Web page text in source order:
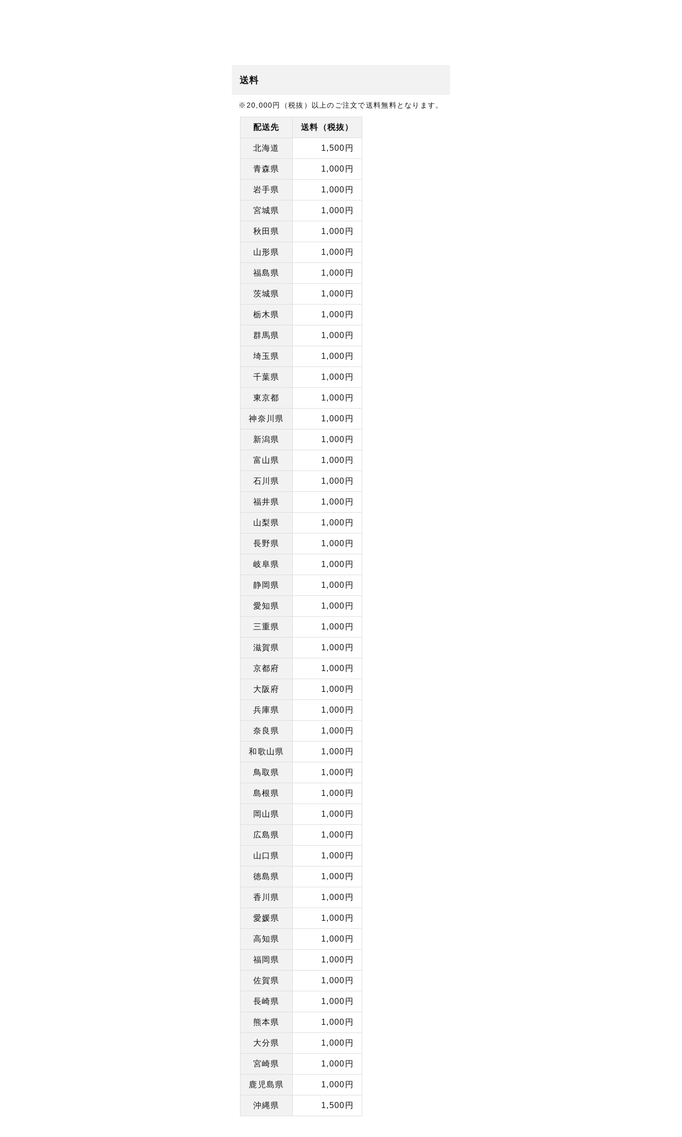
送料
※ 20,000円 （税抜）以上のご注文で送料無料 となります。
配送先 送料（税抜）
北海道 1,500円
青森県 1,000円
岩手県 1,000円
宮城県 1,000円
秋田県 1,000円
山形県 1,000円
福島県 1,000円
茨城県 1,000円
栃木県 1,000円
群馬県 1,000円
埼玉県 1,000円
千葉県 1,000円
東京都 1,000円
神奈川県 1,000円
新潟県 1,000円
富山県 1,000円
石川県 1,000円
福井県 1,000円
山梨県 1,000円
長野県 1,000円
岐阜県 1,000円
静岡県 1,000円
愛知県 1,000円
三重県 1,000円
滋賀県 1,000円
京都府 1,000円
大阪府 1,000円
兵庫県 1,000円
奈良県 1,000円
和歌山県 1,000円
鳥取県 1,000円
島根県 1,000円
岡山県 1,000円
広島県 1,000円
山口県 1,000円
徳島県 1,000円
香川県 1,000円
愛媛県 1,000円
高知県 1,000円
福岡県 1,000円
佐賀県 1,000円
長崎県 1,000円
熊本県 1,000円
大分県 1,000円
宮崎県 1,000円
鹿児島県 1,000円
沖縄県 1,500円